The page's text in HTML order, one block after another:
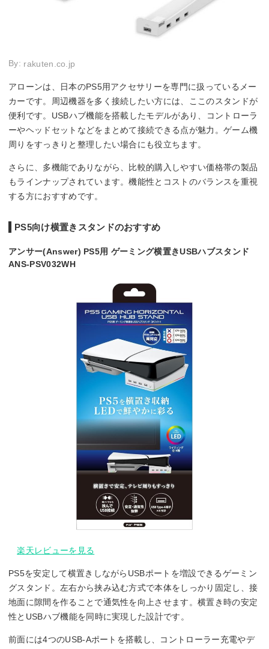
By: rakuten.co.jp
アローンは、日本のPS5用アクセサリーを専門に扱っているメー
カーです。周辺機器を多く接続したい方には、ここのスタンドが
便利です。USBハブ機能を搭載したモデルがあり、コントローラ
ーやヘッドセットなどをまとめて接続できる点が魅力。ゲーム機
周りをすっきりと整理したい場合にも役立ちます。
さらに、多機能でありながら、比較的購入しやすい価格帯の製品
もラインナップされています。機能性とコストのバランスを重視
する方におすすめです。
PS5向け横置きスタンドのおすすめ
アンサー(Answer) PS5用 ゲーミング横置きUSBハブスタンド
ANS-PSV032WH
楽天レビューを見る
PS5を安定して横置きしながらUSBポートを増設できるゲーミン
グスタンド。左右から挟み込む方式で本体をしっかり固定し、接
地面に隙間を作ることで通気性を向上させます。横置き時の安定
性とUSBハブ機能を同時に実現した設計です。
前面には4つのUSB-Aポートを搭載し、コントローラー充電やデ